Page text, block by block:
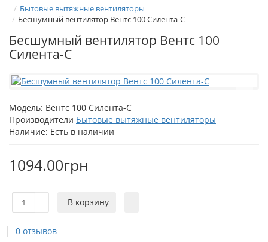
Бытовые вытяжные вентиляторы
Бесшумный вентилятор Вентс 100 Силента-С
Бесшумный вентилятор Вентс 100
Силента-С
Модель: Вентс 100 Силента-С
Производители Бытовые вытяжные вентиляторы
Наличие: Есть в наличии
1094.00грн
В корзину
0 отзывов